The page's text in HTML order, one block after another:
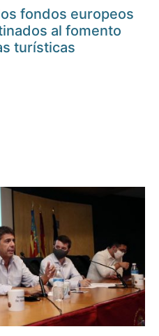
fondos europeos
al fomento
turísticas